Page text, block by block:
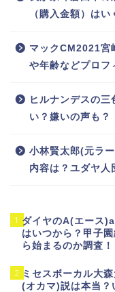
（購入金額）はい
マックCM2021宮
や年齢などプロフ
ヒルナンデスの三
い？嫌いの声も？
小林賢太郎(元ラ
内容は？ユダヤ人
1 ダイヤのA(エース
はいつから？甲子
ら始まるのか調査！
2 ミセスボーカル大
(オカマ)説は本当？